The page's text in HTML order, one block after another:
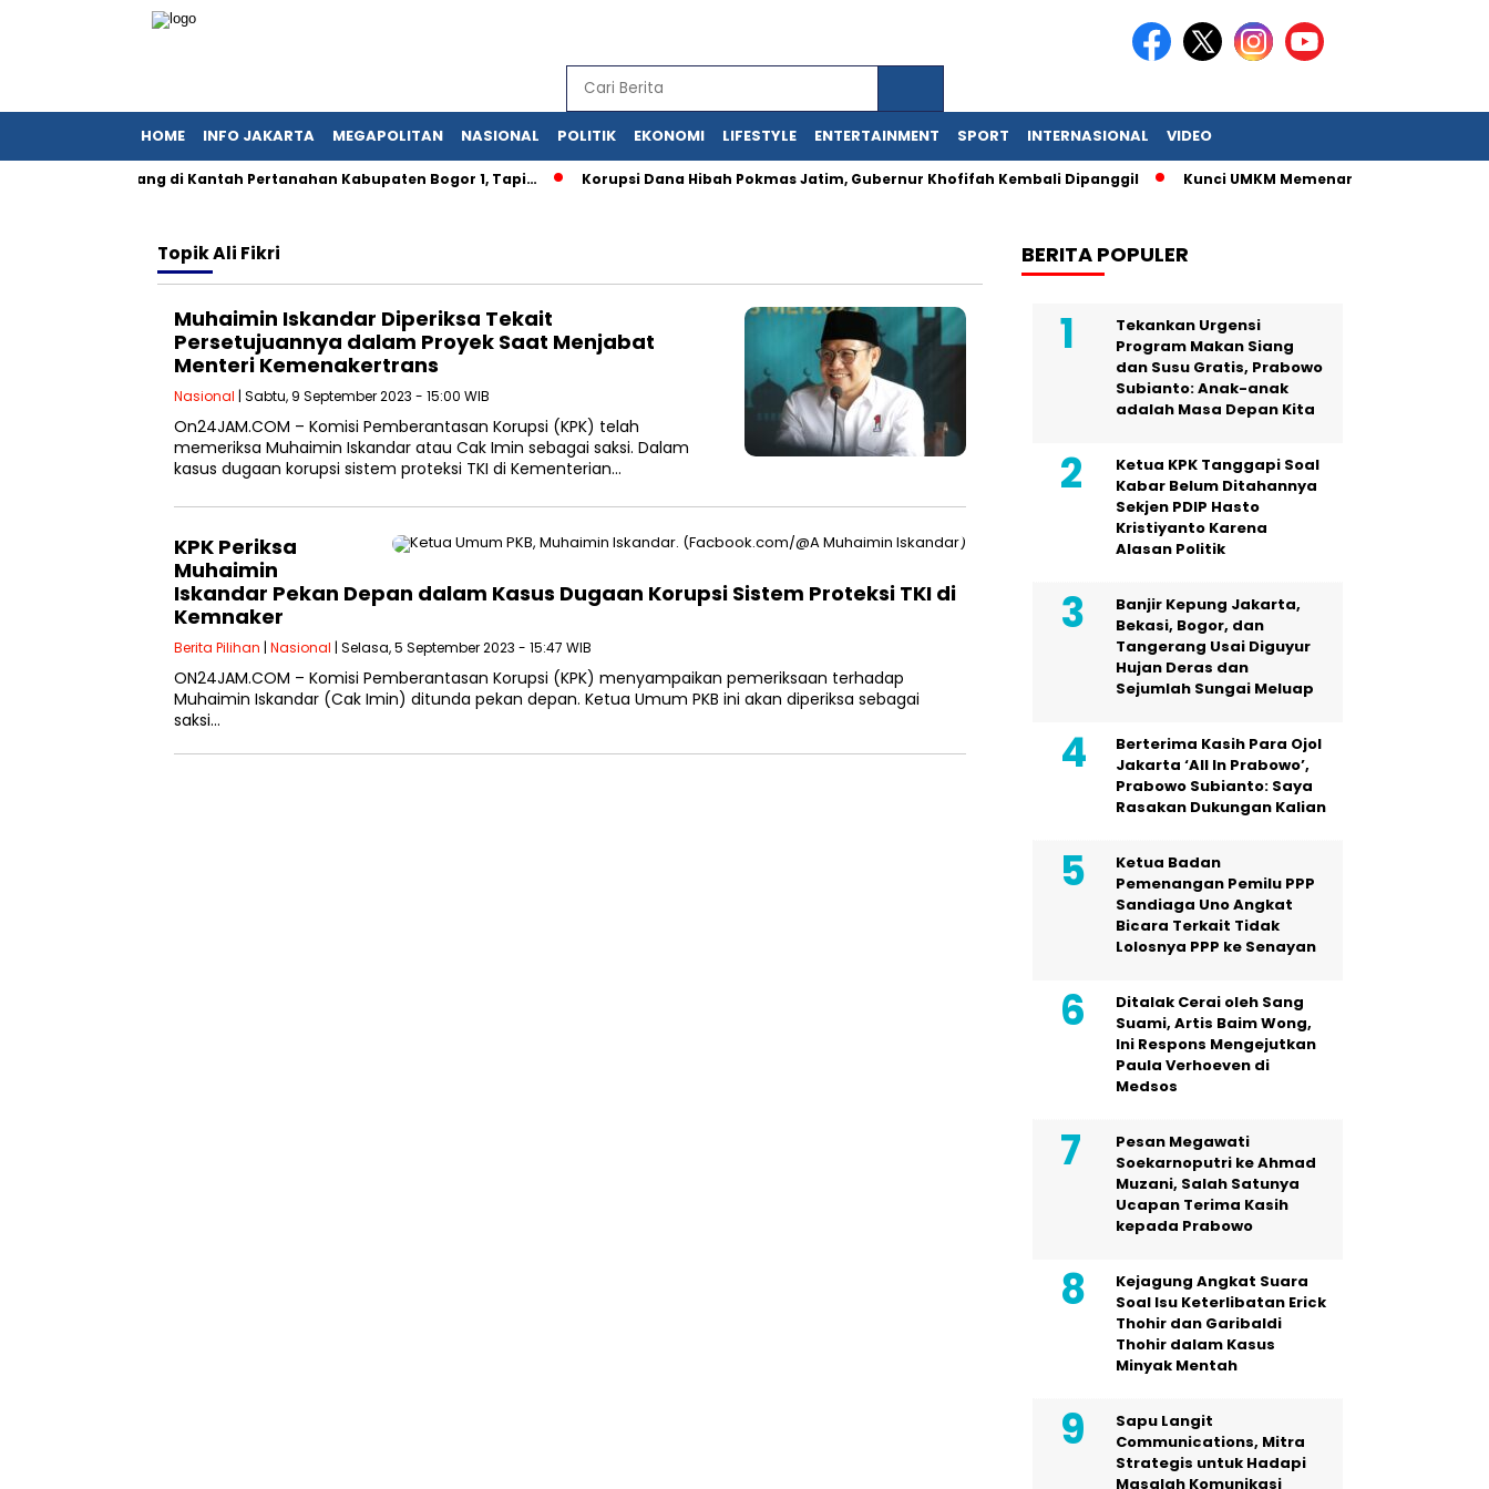
HOME INFO JAKARTA MEGAPOLITAN NASIONAL POLITIK EKONOMI LIFESTYLE ENTERTAINMENT SPORT INTERNASIONAL VIDEO
Mungkin Hilang di Kantah Pertanahan Kabupaten Bogor 1, Tapi… Korupsi Dana Hibah Pokmas Jatim, Gubernur Khofifah Kembali Dipanggil Kunci UMKM Memenangkan Perhatian
TopikAli Fikri
Muhaimin Iskandar Diperiksa Tekait
Persetujuannya dalam Proyek Saat Menjabat
Menteri Kemenakertrans
Nasional | Sabtu, 9 September 2023 - 15:00 WIB
On24JAM.COM – Komisi Pemberantasan Korupsi (KPK) telah
memeriksa Muhaimin Iskandar atau Cak Imin sebagai saksi. Dalam
kasus dugaan korupsi sistem proteksi TKI di Kementerian…
KPK Periksa
Muhaimin
Iskandar Pekan Depan dalam Kasus Dugaan Korupsi Sistem Proteksi TKI di
Kemnaker
Berita Pilihan | Nasional | Selasa, 5 September 2023 - 15:47 WIB
ON24JAM.COM – Komisi Pemberantasan Korupsi (KPK) menyampaikan pemeriksaan terhadap
Muhaimin Iskandar (Cak Imin) ditunda pekan depan. Ketua Umum PKB ini akan diperiksa sebagai
saksi…
BERITA POPULER
Tekankan Urgensi
Program Makan Siang
dan Susu Gratis, Prabowo
Subianto: Anak-anak
adalah Masa Depan Kita
Ketua KPK Tanggapi Soal
Kabar Belum Ditahannya
Sekjen PDIP Hasto
Kristiyanto Karena
Alasan Politik
Banjir Kepung Jakarta,
Bekasi, Bogor, dan
Tangerang Usai Diguyur
Hujan Deras dan
Sejumlah Sungai Meluap
Berterima Kasih Para Ojol
Jakarta ‘All In Prabowo’,
Prabowo Subianto: Saya
Rasakan Dukungan Kalian
Ketua Badan
Pemenangan Pemilu PPP
Sandiaga Uno Angkat
Bicara Terkait Tidak
Lolosnya PPP ke Senayan
Ditalak Cerai oleh Sang
Suami, Artis Baim Wong,
Ini Respons Mengejutkan
Paula Verhoeven di
Medsos
Pesan Megawati
Soekarnoputri ke Ahmad
Muzani, Salah Satunya
Ucapan Terima Kasih
kepada Prabowo
Kejagung Angkat Suara
Soal Isu Keterlibatan Erick
Thohir dan Garibaldi
Thohir dalam Kasus
Minyak Mentah
Sapu Langit
Communications, Mitra
Strategis untuk Hadapi
Masalah Komunikasi